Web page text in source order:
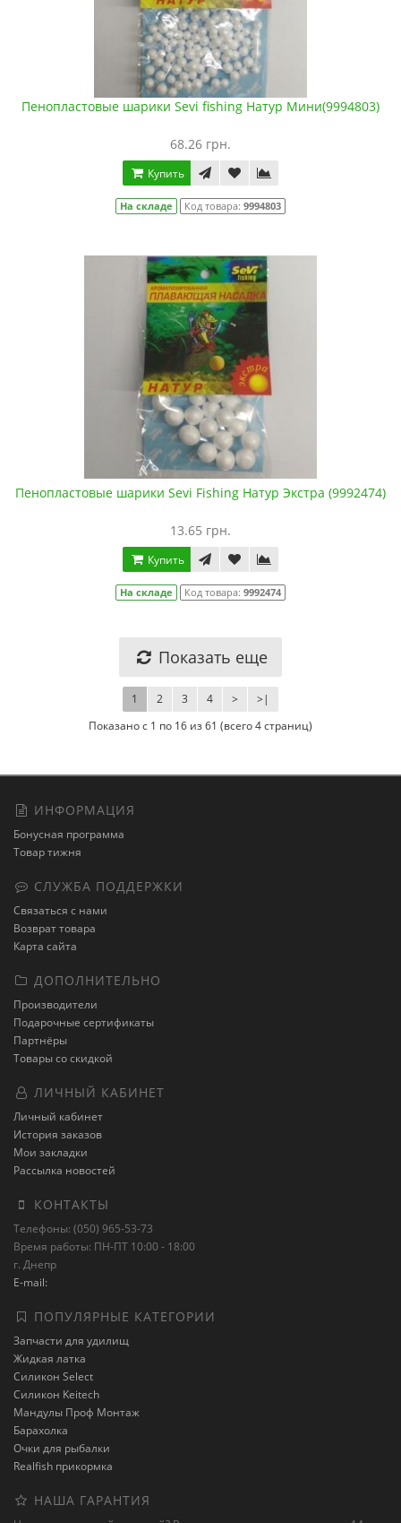
Пенопластовые шарики Sevi fishing Натур Мини(9994803)
68.26 грн.
Купить
На складе Код товара: 9994803
Пенопластовые шарики Sevi Fishing Натур Экстра (9992474)
13.65 грн.
Купить
На складе Код товара: 9992474
Показать еще
1 2 3 4 > >|
Показано с 1 по 16 из 61 (всего 4 страниц)
ИНФОРМАЦИЯ
Бонусная программа
Товар тижня
СЛУЖБА ПОДДЕРЖКИ
Связаться с нами
Возврат товара
Карта сайта
ДОПОЛНИТЕЛЬНО
Производители
Подарочные сертификаты
Партнёры
Товары со скидкой
ЛИЧНЫЙ КАБИНЕТ
Личный кабинет
История заказов
Мои закладки
Рассылка новостей
КОНТАКТЫ
Телефоны: (050) 965-53-73
Время работы: ПН-ПТ 10:00 - 18:00
г. Днепр
E-mail:
ПОПУЛЯРНЫЕ КАТЕГОРИИ
Запчасти для удилищ
Жидкая латка
Силикон Select
Силикон Keitech
Мандулы Проф Монтаж
Барахолка
Очки для рыбалки
Realfish прикормка
НАША ГАРАНТИЯ